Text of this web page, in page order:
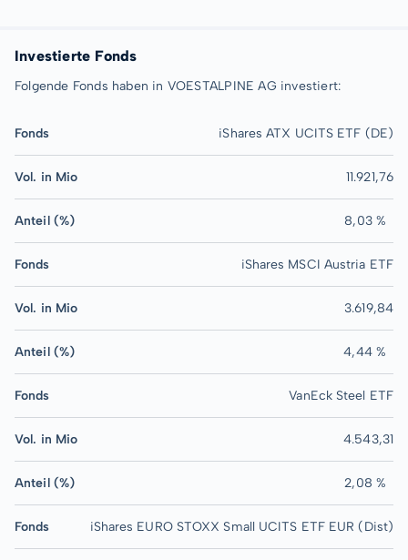
Investierte Fonds
Folgende Fonds haben in VOESTALPINE AG investiert:
Fonds iShares ATX UCITS ETF (DE)
Vol. in Mio 11.921,76
Anteil (%) 8,03 %
Fonds iShares MSCI Austria ETF
Vol. in Mio 3.619,84
Anteil (%) 4,44 %
Fonds VanEck Steel ETF
Vol. in Mio 4.543,31
Anteil (%) 2,08 %
Fonds iShares EURO STOXX Small UCITS ETF EUR (Dist)